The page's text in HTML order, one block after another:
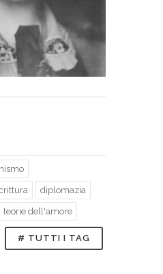
diplomazia
teorie dell'amore
# TUTTI I TAG